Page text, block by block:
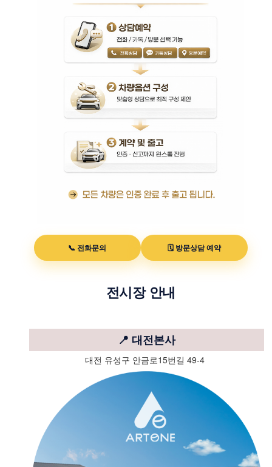
📞 전화문의 🗓 방문상담 예약
전시장 안내
📍 대전본사
대전 유성구 안금로15번길 49-4